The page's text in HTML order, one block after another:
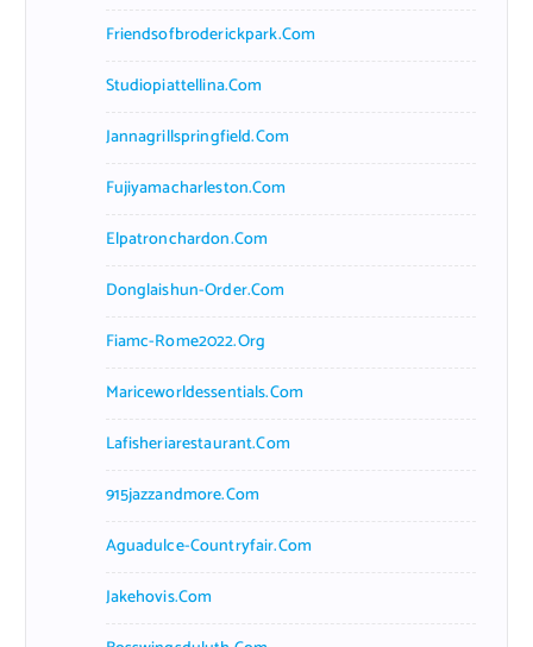
Friendsofbroderickpark.com
Studiopiattellina.com
Jannagrillspringfield.com
Fujiyamacharleston.com
Elpatronchardon.com
Donglaishun-Order.com
Fiamc-Rome2022.org
Mariceworldessentials.com
Lafisheriarestaurant.com
915jazzandmore.com
Aguadulce-Countryfair.com
Jakehovis.com